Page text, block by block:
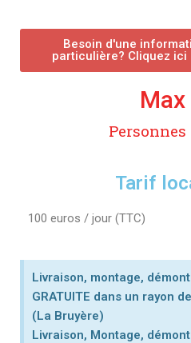
Besoin d'une
particulière? Cliquez
Max
Tarif
100 euros / jour (TTC)
Livraison, montage,
GRATUITE dans un rayon
(La Bruyère)
Livraison, Montage,